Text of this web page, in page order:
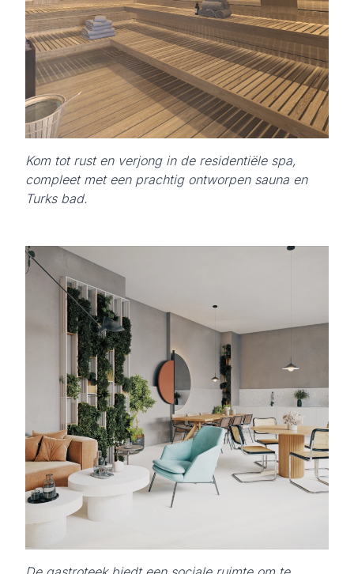
Kom tot rust en verjong in de residentiële spa,
compleet met een prachtig ontworpen sauna en
Turks bad.